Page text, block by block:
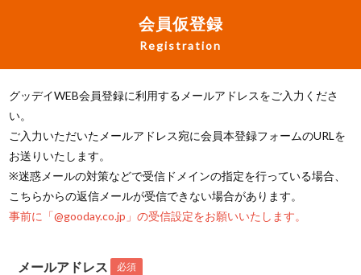
会員仮登録
Registration
グッデイWEB会員登録に利用するメールアドレスをご入力くださ
い。
ご入力いただいたメールアドレス宛に会員本登録フォームのURLを
お送りいたします。
※迷惑メールの対策などで受信ドメインの指定を行っている場合、
こちらからの返信メールが受信できない場合があります。
事前に「@gooday.co.jp」の受信設定をお願いいたします。
メールアドレス 必須